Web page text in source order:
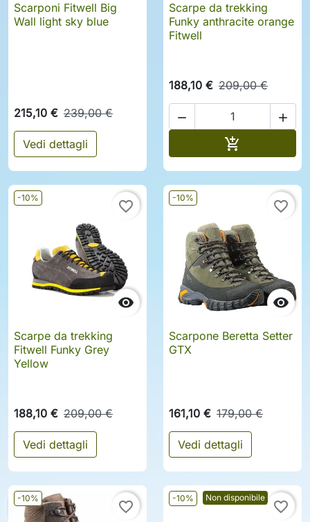
Scarponi Fitwell Big
Wall light sky blue
215,10 € 239,00 €
Vedi dettagli
Scarpe da trekking
Funky anthracite orange
Fitwell
188,10 € 209,00 €
 

-10%

favorite_border
Scarpe da trekking
Fitwell Funky Grey
Yellow
188,10 € 209,00 €
Vedi dettagli
-10%

favorite_border
Scarpone Beretta Setter
GTX
161,10 € 179,00 €
Vedi dettagli
-10%
favorite_border
-10% Non disponibile
favorite_border